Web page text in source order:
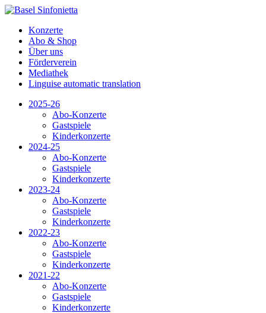
Konzerte
Abo & Shop
Über uns
Förderverein
Mediathek
Linguise automatic translation
2025-26
Abo-Konzerte
Gastspiele
Kinderkonzerte
2024-25
Abo-Konzerte
Gastspiele
Kinderkonzerte
2023-24
Abo-Konzerte
Gastspiele
Kinderkonzerte
2022-23
Abo-Konzerte
Gastspiele
Kinderkonzerte
2021-22
Abo-Konzerte
Gastspiele
Kinderkonzerte